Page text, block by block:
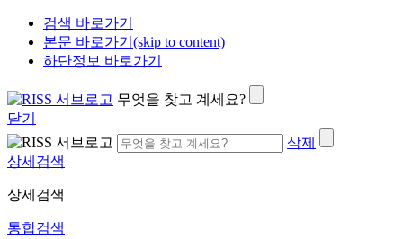
검색 바로가기
본문 바로가기(skip to content)
하단정보 바로가기
무엇을 찾고 계세요?
닫기
삭제
상세검색
상세검색
통합검색